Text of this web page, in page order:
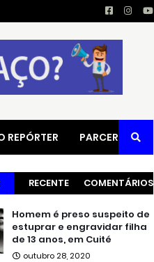
REPÓRTER PARCERIAS
RECENTE COMENTÁRIOS
Homem é preso suspeito de
estuprar e engravidar filha
de 13 anos, em Cuité
outubro 28, 2020